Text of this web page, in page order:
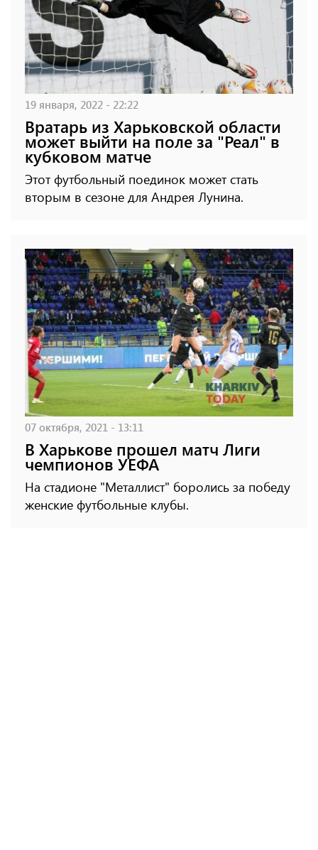
19 января, 2022 - 22:22
Вратарь из Харьковской области
может выйти на поле за "Реал" в
кубковом матче
Этот футбольный поединок может стать
вторым в сезоне для Андрея Лунина.
07 октября, 2021 - 13:11
В Харькове прошел матч Лиги
чемпионов УЕФА
На стадионе "Металлист" боролись за победу
женские футбольные клубы.